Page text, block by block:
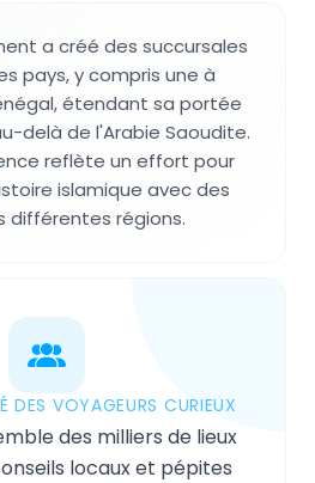
a créé des succursales
pays, y compris une à
étendant sa portée
delà de l'Arabie Saoudite.
reflète un effort pour
islamique avec des
différentes régions.
DES VOYAGEURS CURIEUX
des milliers de lieux
locaux et pépites